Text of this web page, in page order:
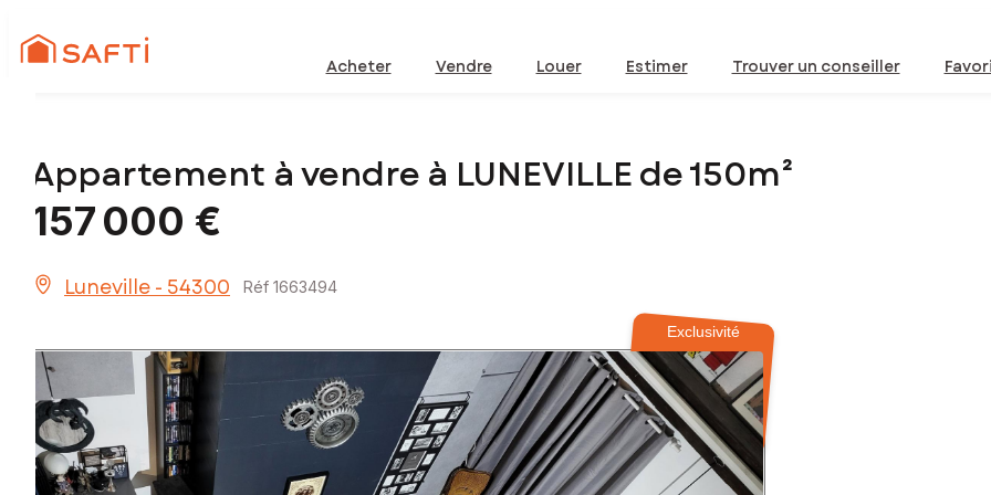
Acheter Vendre Louer Estimer Trouver un conseiller
Appartement à vendre à LUNEVILLE de 150m²
157 000 €
Luneville - 54300 Réf 1663494
Exclusivité